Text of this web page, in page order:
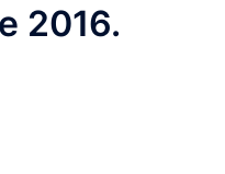
2016.